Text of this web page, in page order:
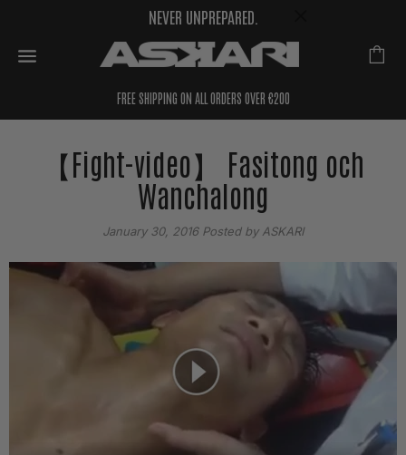
NEVER UNPREPARED.
FREE SHIPPING ON ALL ORDERS OVER €200
【Fight-video】 Fasitong och
Wanchalong
January 30, 2016Posted by ASKARI